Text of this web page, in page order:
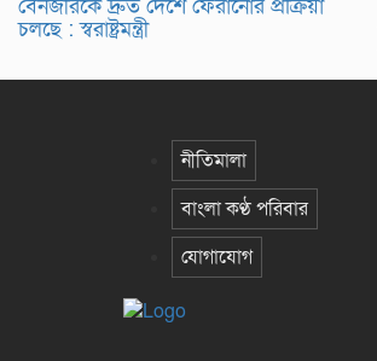
বেনজীরকে দ্রুত দেশে ফেরানোর প্রক্রিয়া
চলছে : স্বরাষ্ট্রমন্ত্রী
নীতিমালা
বাংলা কণ্ঠ পরিবার
যোগাযোগ